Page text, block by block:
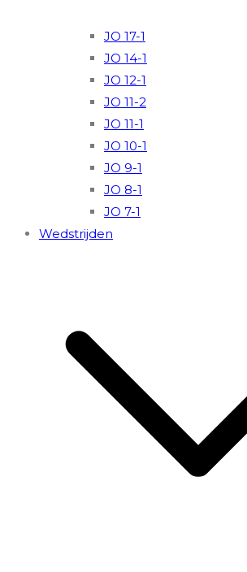
JO 17-1
JO 14-1
JO 12-1
JO 11-2
JO 11-1
JO 10-1
JO 9-1
JO 8-1
JO 7-1
Wedstrijden